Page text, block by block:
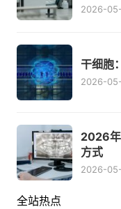
2026-
干细胞
2026-
2026年
方式
2026-
全站热点